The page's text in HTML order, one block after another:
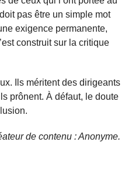
pas être un simple mot
exigence permanente,
construit sur la critique
Ils méritent des dirigeants
prônent. À défaut, le doute
de contenu : Anonyme.